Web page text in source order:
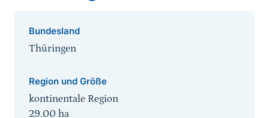
Bundesland
Thüringen
Region und Größe
kontinentale Region
29.00 ha